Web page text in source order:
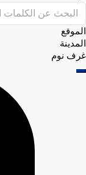
الموقع
المدينة
غرف نوم